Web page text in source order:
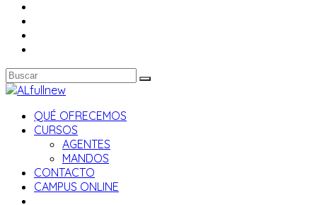
QUÉ OFRECEMOS
CURSOS
AGENTES
MANDOS
CONTACTO
CAMPUS ONLINE